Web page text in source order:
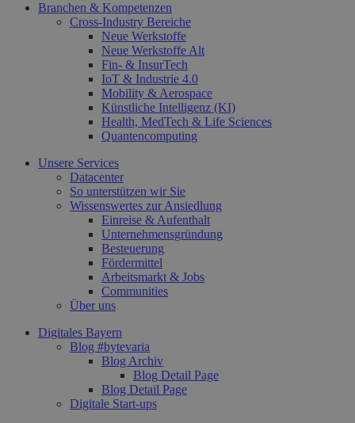
Branchen & Kompetenzen
Cross-Industry Bereiche
Neue Werkstoffe
Neue Werkstoffe Alt
Fin- & InsurTech
IoT & Industrie 4.0
Mobility & Aerospace
Künstliche Intelligenz (KI)
Health, MedTech & Life Sciences
Quantencomputing
Unsere Services
Datacenter
So unterstützen wir Sie
Wissenswertes zur Ansiedlung
Einreise & Aufenthalt
Unternehmensgründung
Besteuerung
Fördermittel
Arbeitsmarkt & Jobs
Communities
Über uns
Digitales Bayern
Blog #bytevaria
Blog Archiv
Blog Detail Page
Blog Detail Page
Digitale Start-ups